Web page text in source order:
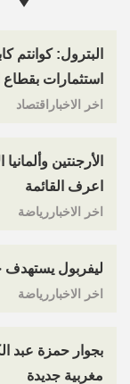
البترول: كوانتم
استثمارات بقطاع
اخر الاخباراقتصاد
الأرجنتين
اعرف القائمة
اخر الاخباررياضة
ليفربول
اخر الاخباررياضة
بجوار حمزة عبد
مغربية جديدة